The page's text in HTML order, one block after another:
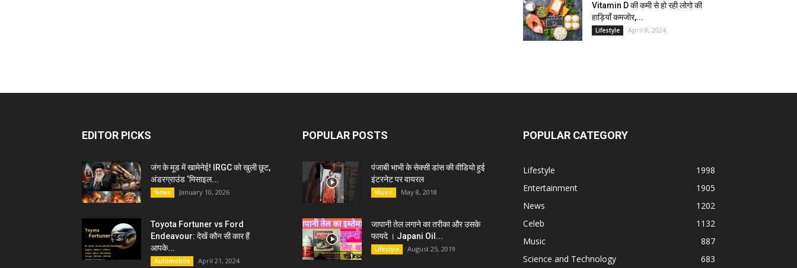
Vitamin D की कमी से हो रही लोगो की
हाड़ियाँ कमजोर,...
Lifestyle April 8, 2024
EDITOR PICKS
जंग के मूड में खामेनेई! IRGC को खुली छूट,
अंडरग्राउंड ‘मिसाइल...
News January 10, 2026
Toyota Fortuner vs Ford
Endeavour: देखें कौन सी कार हैं
आपके...
Automobile April 21, 2024
POPULAR POSTS
पंजाबी भाभी के सेक्सी डांस की वीडियो हुई
इंटरनेट पर वायरल
Music May 8, 2018
जापानी तेल लगाने का तरीका और उसके
फायदे । Japani Oil...
Lifestyle August 25, 2019
POPULAR CATEGORY
Lifestyle
1998
Entertainment
1905
News
1202
Celeb
1132
Music
887
Science and Technology
683